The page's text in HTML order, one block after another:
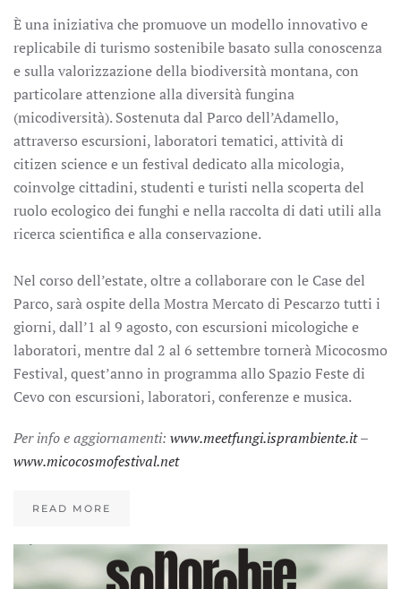
È una iniziativa che promuove un modello innovativo e
replicabile di turismo sostenibile basato sulla conoscenza
e sulla valorizzazione della biodiversità montana, con
particolare attenzione alla diversità fungina
(micodiversità). Sostenuta dal Parco dell’Adamello,
attraverso escursioni, laboratori tematici, attività di
citizen science e un festival dedicato alla micologia,
coinvolge cittadini, studenti e turisti nella scoperta del
ruolo ecologico dei funghi e nella raccolta di dati utili alla
ricerca scientifica e alla conservazione.
Nel corso dell’estate, oltre a collaborare con le Case del
Parco, sarà ospite della Mostra Mercato di Pescarzo tutti i
giorni, dall’1 al 9 agosto, con escursioni micologiche e
laboratori, mentre dal 2 al 6 settembre tornerà Micocosmo
Festival, quest’anno in programma allo Spazio Feste di
Cevo con escursioni, laboratori, conferenze e musica.
Per info e aggiornamenti: www.meetfungi.isprambiente.it–
www.micocosmofestival.net
READ MORE